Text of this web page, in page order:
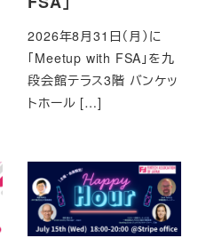
2026年8月31日（月）に
「Meetup with FSA」を九
段会館テラス3階 バンケッ
トホール […]